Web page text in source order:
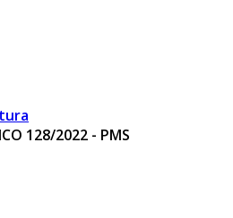
128/2022 - PMS